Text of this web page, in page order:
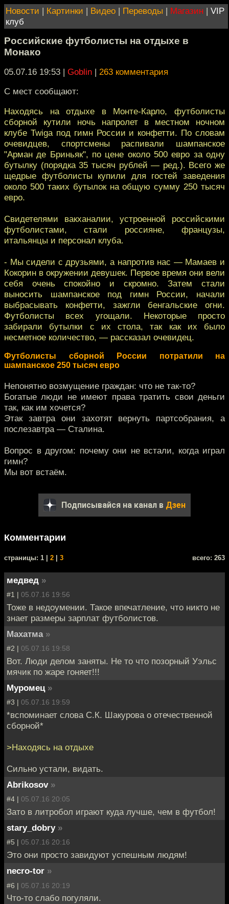
Новости | Картинки | Видео | Переводы | Магазин | VIP
клуб
Российские футболисты на отдыхе в
Монако
05.07.16 19:53 | Goblin | 263 комментария
С мест сообщают:
Находясь на отдыхе в Монте-Карло, футболисты
сборной кутили ночь напролет в местном ночном
клубе Twiga под гимн России и конфетти. По словам
очевидцев, спортсмены распивали шампанское
"Арман де Бриньяк", по цене около 500 евро за одну
бутылку (порядка 35 тысяч рублей — ред.). Всего же
щедрые футболисты купили для гостей заведения
около 500 таких бутылок на общую сумму 250 тысяч
евро.
Свидетелями вакханалии, устроенной российскими
футболистами, стали россияне, французы,
итальянцы и персонал клуба.
- Мы сидели с друзьями, а напротив нас — Мамаев и
Кокорин в окружении девушек. Первое время они вели
себя очень спокойно и скромно. Затем стали
выносить шампанское под гимн России, начали
выбрасывать конфетти, зажгли бенгальские огни.
Футболисты всех угощали. Некоторые просто
забирали бутылки с их стола, так как их было
несметное количество, — рассказал очевидец.
Футболисты сборной России потратили на
шампанское 250 тысяч евро
Непонятно возмущение граждан: что не так-то?
Богатые люди не имеют права тратить свои деньги
так, как им хочется?
Этак завтра они захотят вернуть партсобрания, а
послезавтра — Сталина.
Вопрос в другом: почему они не встали, когда играл
гимн?
Мы вот встаём.
Подписывайся на канал в Дзен
Комментарии
cтраницы: 1 | 2 3 всего: 263
медвед »
#1 | 05.07.16 19:56
Тоже в недоумении. Такое впечатление, что никто не
знает размеры зарплат футболистов.
Махатма »
#2 | 05.07.16 19:58
Вот. Люди делом заняты. Не то что позорный Уэльс
мячик по жаре гоняет!!!
Муромец »
#3 | 05.07.16 19:59
*вспоминает слова С.К. Шакурова о отечественной
сборной*
>Находясь на отдыхе
Сильно устали, видать.
Abrikosov »
#4 | 05.07.16 20:05
Зато в литробол играют куда лучше, чем в футбол!
stary_dobry »
#5 | 05.07.16 20:16
Это они просто завидуют успешным людям!
necro-tor »
#6 | 05.07.16 20:19
Что-то слабо погуляли.